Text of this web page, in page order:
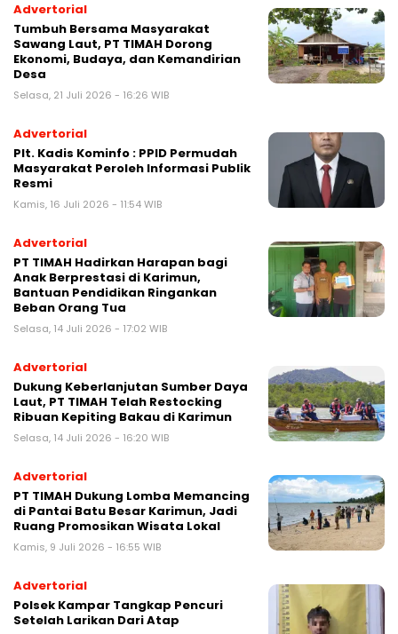
Advertorial
Tumbuh Bersama Masyarakat
Sawang Laut, PT TIMAH Dorong
Ekonomi, Budaya, dan Kemandirian
Desa
Selasa, 21 Juli 2026 - 16:26 WIB
Advertorial
Plt. Kadis Kominfo : PPID Permudah
Masyarakat Peroleh Informasi Publik
Resmi
Kamis, 16 Juli 2026 - 11:54 WIB
Advertorial
PT TIMAH Hadirkan Harapan bagi
Anak Berprestasi di Karimun,
Bantuan Pendidikan Ringankan
Beban Orang Tua
Selasa, 14 Juli 2026 - 17:02 WIB
Advertorial
Dukung Keberlanjutan Sumber Daya
Laut, PT TIMAH Telah Restocking
Ribuan Kepiting Bakau di Karimun
Selasa, 14 Juli 2026 - 16:20 WIB
Advertorial
PT TIMAH Dukung Lomba Memancing
di Pantai Batu Besar Karimun, Jadi
Ruang Promosikan Wisata Lokal
Kamis, 9 Juli 2026 - 16:55 WIB
Advertorial
Polsek Kampar Tangkap Pencuri
Setelah Larikan Dari Atap